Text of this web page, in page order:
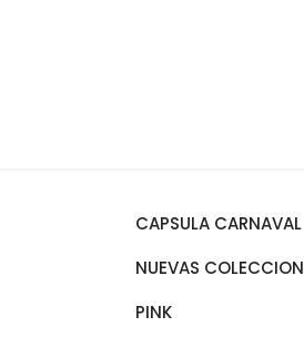
CAPSULA CARNAVAL
NUEVAS
PINK